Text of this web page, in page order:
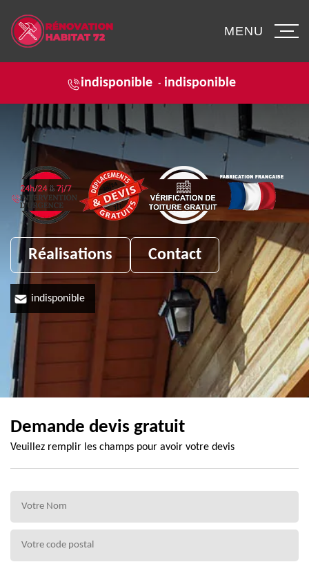
indisponible - indisponible
MENU
Réalisations Contact
indisponible
Demande devis gratuit
Veuillez remplir les champs pour avoir votre devis